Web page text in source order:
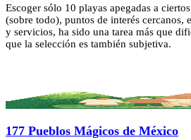
Escoger sólo 10 playas apegadas a
(sobre todo), puntos de interés cercanos,
y servicios, ha sido una tarea más que
que la selección es también subjetiva.
177 Pueblos Mágicos de México